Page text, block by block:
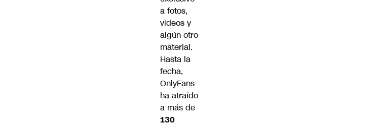
a fotos,
videos y
algún otro
material.
Hasta la
fecha,
OnlyFans
ha atraído
a más de
130